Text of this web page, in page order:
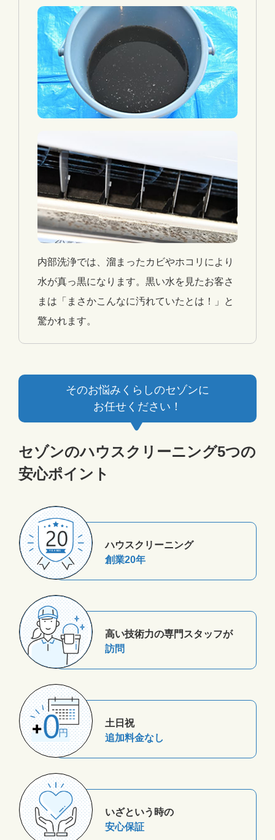
内部洗浄では、溜まったカビやホコリにより
水が真っ黒になります。黒い水を見たお客さ
まは「まさかこんなに汚れていたとは！」と
驚かれます。
そのお悩みくらしのセゾンに
お任せください！
セゾンのハウスクリーニング5つの
安心ポイント
ハウスクリーニング
創業20年
高い技術力の専門スタッフが
訪問
土日祝
追加料金なし
いざという時の
安心保証